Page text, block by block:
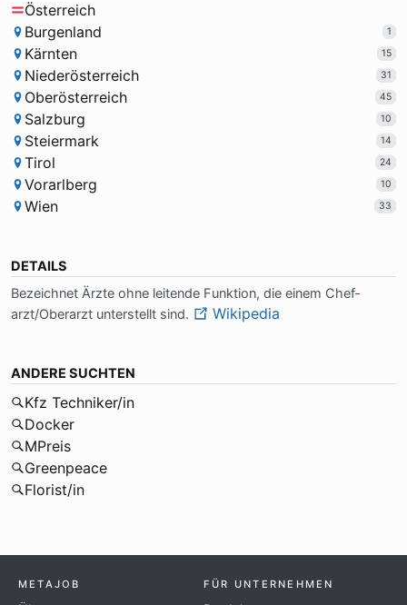
Österreich
Burgenland
1
Kärnten 15
Niederösterreich 31
Oberösterreich 45
Salzburg 10
Steiermark 14
Tirol 24
Vorarlberg 10
Wien 33
DETAILS
Be­zeich­net Ärz­te oh­ne lei­ten­de Funk­ti­on, die ei­nem Chef­
arzt/Ober­arzt un­ter­stellt sind.
Wikipedia
ANDERE SUCHTEN
Kfz Techniker/in
Docker
MPreis
Greenpeace
Florist/in
METAJOB FÜR UNTERNEHMEN